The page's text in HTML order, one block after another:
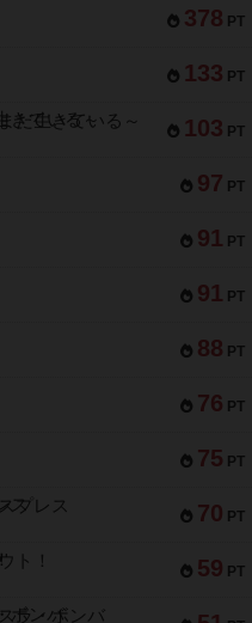
378 PT
133 PT
103 PT
だ生きている～
97 PT
91 PT
91 PT
88 PT
76 PT
75 PT
70 PT
プレス
59 PT
ト！
ラ・ボンバ